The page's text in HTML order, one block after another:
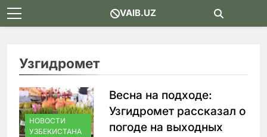
Skip
to
VAIB.UZ
Узгидромет
НОВОСТИ
УЗБЕКИСТАНА
Весна на подходе:
Узгидромет рассказал о
погоде на выходных